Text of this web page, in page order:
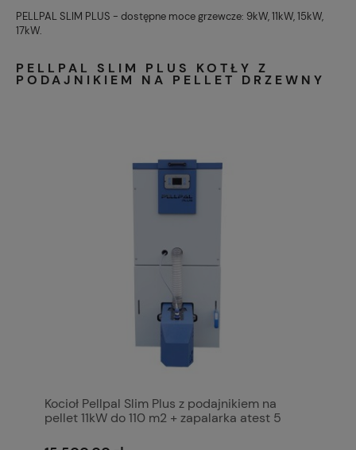
PELLPAL SLIM PLUS - dostępne moce grzewcze: 9kW, 11kW, 15kW,
17kW.
PELLPAL SLIM PLUS KOTŁY Z
PODAJNIKIEM NA PELLET DRZEWNY
Kocioł Pellpal Slim Plus z podajnikiem na
pellet 11kW do 110 m2 + zapalarka atest 5
Pleszew